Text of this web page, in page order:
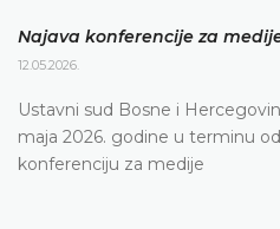
Najava konferencije za
12.05.2026.
Ustavni sud Bosne i
maja 2026. godine u terminu
konferenciju za medije